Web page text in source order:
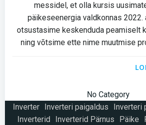
messidel, et olla kursis
päikeseenergia valdkonnas 2022.
otsustasime keskenduda peamiselt
ning võtsime ette nime muutmise
No Category
Inverter
Inverteri paigaldus
Inverteri
Inverterid
Inverterid Pärnus Päike